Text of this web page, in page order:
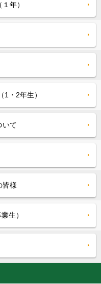
年）
・2年生）
いて
皆様
生）